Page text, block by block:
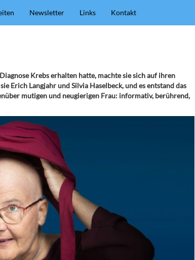
Newsletter Links Kontakt
Krebs erhalten hatte, machte sie sich auf ihren
Erich Langjahr und Silvia Haselbeck, und es entstand das
mutigen und neugierigen Frau: informativ, berührend,